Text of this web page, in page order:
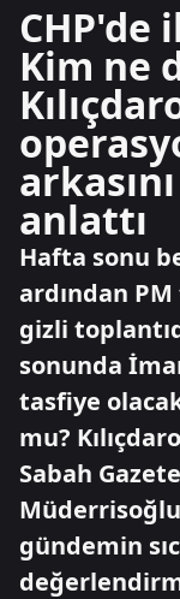
Kim ne
anlattı
Hafta sonu
ardından PM
gizli
sonunda
tasfiye
mu?
Sabah
gündemin